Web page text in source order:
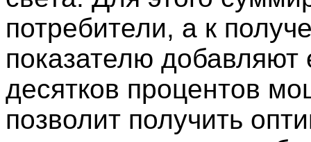
потребители, а к
показателю
десятков процентов
позволит получить